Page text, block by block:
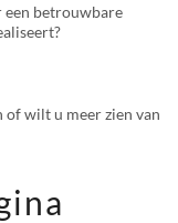
een betrouwbare
of wilt u meer zien van